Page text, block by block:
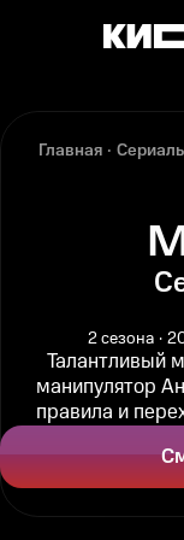
Главная
2 сезона
Талантливый
манипулятор
правила и